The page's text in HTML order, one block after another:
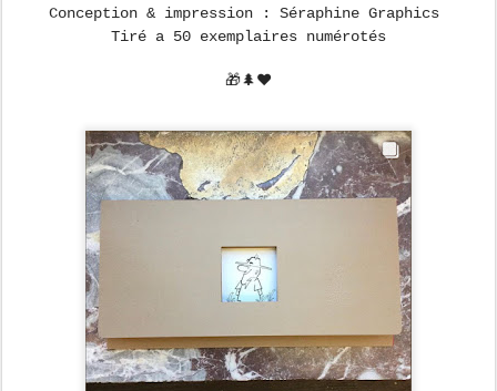
Conception & impression : Séraphine Graphics
Tiré a 50 exemplaires numérotés
🎁🌲❤